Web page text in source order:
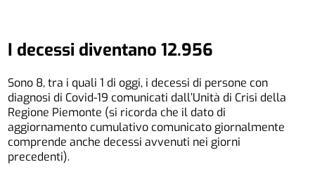
I decessi diventano 12.956
Sono 8, tra i quali 1 di oggi, i decessi di persone con
diagnosi di Covid-19 comunicati dall’Unità di Crisi della
Regione Piemonte (si ricorda che il dato di
aggiornamento cumulativo comunicato giornalmente
comprende anche decessi avvenuti nei giorni
precedenti).